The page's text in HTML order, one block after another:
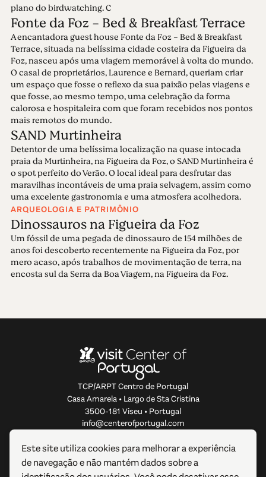
plano do birdwatching. C
Fonte da Foz - Bed & Breakfast Terrace
A encantadora guest house Fonte da Foz - Bed & Breakfast
Terrace, situada na belíssima cidade costeira da Figueira da
Foz, nasceu após uma viagem memorável à volta do mundo.
O casal de proprietários, Laurence e Bernard, queriam criar
um espaço que fosse o reflexo da sua paixão pelas viagens e
que fosse, ao mesmo tempo, uma celebração da forma
calorosa e hospitaleira com que foram recebidos nos pontos
mais remotos do mundo.
SAND Murtinheira
Detentor de uma belíssima localização na quase intocada
praia da Murtinheira, na Figueira da Foz, o SAND Murtinheira é
o spot perfeito do Verão. O local ideal para desfrutar das
maravilhas incontáveis de uma praia selvagem, assim como
uma excelente gastronomia e uma atmosfera acolhedora.
ARQUEOLOGIA E PATRIMÔNIO
Dinossauros na Figueira da Foz
Um fóssil de uma pegada de dinossauro de 154 milhões de
anos foi descoberto recentemente na Figueira da Foz, por
mero acaso, após trabalhos de movimentação de terra, na
encosta sul da Serra da Boa Viagem, na Figueira da Foz.
TCP/ARPT Centro de Portugal
Casa Amarela • Largo de Sta Cristina
3500-181 Viseu • Portugal
info@centerofportugal.com
SOBRE ESTE WEBSITE
Este site utiliza cookies para melhorar a experiência
de navegação e não mantém dados sobre a